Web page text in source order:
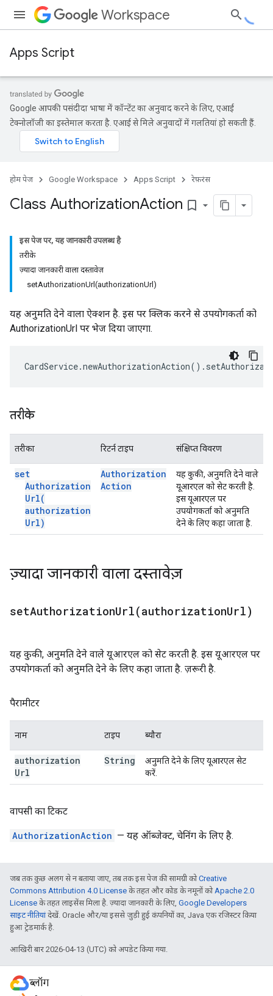
Workspace
Apps Script
Google आपकी पसंदीदा भाषा में कॉन्टेंट का अनुवाद करने के लिए, एआई
टेक्नोलॉजी का इस्तेमाल करता है. एआई से मिले अनुवादों में गलतियां हो सकती हैं.
होम पेज Google Workspace Apps Script रेफ़रंस
Class AuthorizationAction bookmark_border
इस पेज पर, यह जानकारी उपलब्ध है
तरीके
ज़्यादा जानकारी वाला दस्तावेज़
setAuthorizationUrl(authorizationUrl)
यह अनुमति देने वाला ऐक्शन है. इस पर क्लिक करने से उपयोगकर्ता को
AuthorizationUrl पर भेज दिया जाएगा.
CardService.newAuthorizationAction().
तरीके
तरीका रिटर्न टाइप संक्षिप्त विवरण
set
Authorization
Url(
authorization
Url)
Authorization
Action
यह कुकी, अनुमति देने वाले
यूआरएल को सेट करती है.
इस यूआरएल पर
उपयोगकर्ता को अनुमति
देने के लिए कहा जाता है.
ज़्यादा जानकारी वाला दस्तावेज़
setAuthorizationUrl(authorizationUrl)
यह कुकी, अनुमति देने वाले यूआरएल को सेट करती है. इस यूआरएल पर
उपयोगकर्ता को अनुमति देने के लिए कहा जाता है. ज़रूरी है.
पैरामीटर
नाम टाइप ब्यौरा
authorization
Url
String
अनुमति देने के लिए यूआरएल सेट
करें.
वापसी का टिकट
AuthorizationAction — यह ऑब्जेक्ट, चेनिंग के लिए है.
जब तक कुछ अलग से न बताया जाए, तब तक इस पेज की सामग्री कोCreative
Commons Attribution 4.0 License के तहत और कोड के नमूनों कोApache 2.0
License के तहत लाइसेंस मिला है. ज़्यादा जानकारी के लिए, Google Developers
साइट नीतियांदेखें. Oracle और/या इससे जुड़ी हुई कंपनियों का, Java एक रजिस्टर किया
हुआ ट्रेडमार्क है.
आखिरी बार 2026-04-13 (UTC) को अपडेट किया गया.
ब्लॉग